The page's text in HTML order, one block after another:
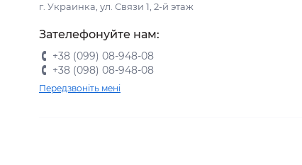
г. Украинка, ул. Связи 1, 2-й этаж
Зателефонуйте нам:
+38 (099) 08-948-08
+38 (098) 08-948-08
Передзвоніть мені